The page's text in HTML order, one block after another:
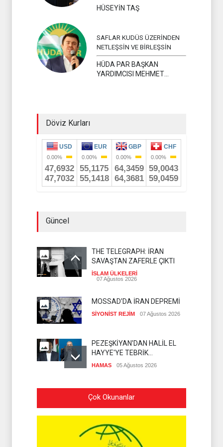
HÜSEYİN TAŞ
SAFLAR KUDÜS ÜZERİNDEN
NETLEŞSİN VE BİRLEŞSİN
HÜDA PAR BAŞKAN
YARDIMCISI MEHMET
Döviz Kurları
Güncel
THE TELEGRAPH: İRAN
SAVAŞTAN ZAFERLE ÇIKTI
İSLAM ÜLKELERİ
07 Ağustos 2026
MOSSAD'DA İRAN DEPREMİ
SİYONİST REJİM 07 Ağustos 2026
PEZEŞKİYAN'DAN HALİL EL
HAYYE'YE TEBRİK
TELEFONU
HAMAS 05 Ağustos 2026
İSLAMİ CİHAD: SİYONİST
DÜŞMAN TAAHHÜTLERİNE
UYMUYOR
İSLAMİ CİHAD 04 Ağustos 2026
NAİM KASIM: İRAN KAZANDI
AMERİKA İSE KAYBETTİ
Çok Okunanlar